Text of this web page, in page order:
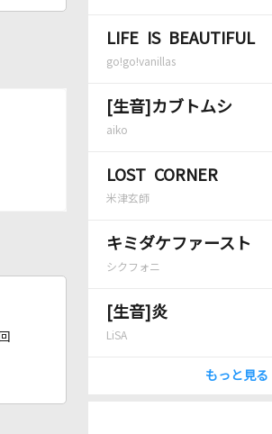
LIFE IS BEAUTIFUL
go!go!vanillas
[生音]カブトムシ
aiko
LOST CORNER
米津玄師
キミダケファースト
シクフォニ
[生音]炎
LiSA
もっと見る
回